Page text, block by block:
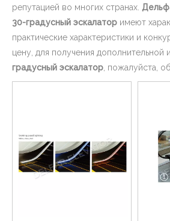
репутацией во многих странах.
30-градусный эскалатор имеют
практические характеристики и
цену, для получения
градусный эскалатор , пожалуйста,